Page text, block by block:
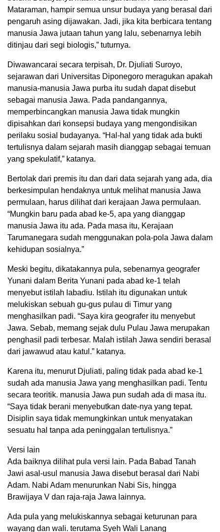
Mataraman, hampir semua unsur budaya yang berasal dari
pengaruh asing dijawakan. Jadi, jika kita berbicara tentang
manusia Jawa jutaan tahun yang lalu, sebenarnya lebih
ditinjau dari segi biologis,” tuturnya.
Diwawancarai secara terpisah, Dr. Djuliati Suroyo,
sejarawan dari Universitas Diponegoro meragukan apakah
manusia-manusia Jawa purba itu sudah dapat disebut
sebagai manusia Jawa. Pada pandangannya,
memperbincangkan manusia Jawa tidak mungkin
dipisahkan dari konsepsi budaya yang mengondisikan
perilaku sosial budayanya. “Hal-hal yang tidak ada bukti
tertulisnya dalam sejarah masih dianggap sebagai temuan
yang spekulatif,” katanya.
Bertolak dari premis itu dan dari data sejarah yang ada, dia
berkesimpulan hendaknya untuk melihat manusia Jawa
permulaan, harus dilihat dari kerajaan Jawa permulaan.
“Mungkin baru pada abad ke-5, apa yang dianggap
manusia Jawa itu ada. Pada masa itu, Kerajaan
Tarumanegara sudah menggunakan pola-pola Jawa dalam
kehidupan sosialnya.”
Meski begitu, dikatakannya pula, sebenarnya geografer
Yunani dalam Berita Yunani pada abad ke-1 telah
menyebut istilah labadiu. Istilah itu digunakan untuk
melukiskan sebuah gu-gus pulau di Timur yang
menghasilkan padi. “Saya kira geografer itu menyebut
Jawa. Sebab, memang sejak dulu Pulau Jawa merupakan
penghasil padi terbesar. Malah istilah Jawa sendiri berasal
dari jawawud atau katul.” katanya.
Karena itu, menurut Djuliati, paling tidak pada abad ke-1
sudah ada manusia Jawa yang menghasilkan padi. Tentu
secara teoritik. manusia Jawa pun sudah ada di masa itu.
“Saya tidak berani menyebutkan date-nya yang tepat.
Disiplin saya tidak memungkinkan untuk menyatakan
sesuatu hal tanpa ada peninggalan tertulisnya.”
Versi lain
Ada baiknya dilihat pula versi lain. Pada Babad Tanah
Jawi asal-usul manusia Jawa disebut berasal dari Nabi
Adam. Nabi Adam menurunkan Nabi Sis, hingga
Brawijaya V dan raja-raja Jawa lainnya.
Ada pula yang melukiskannya sebagai keturunan para
wayang dan wali. terutama Syeh Wali Lanang